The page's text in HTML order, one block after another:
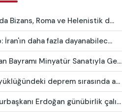
Bizans, Roma ve Helenistik d...
İran'ın daha fazla dayanabilec...
Bayramı Minyatür Sanatıyla Ge...
deprem sırasında a...
Erdoğan günübirlik çalı...